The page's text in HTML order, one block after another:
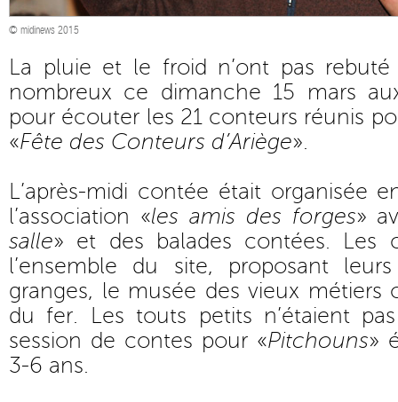
© midinews 2015
La pluie et le froid n’ont pas
nombreux ce dimanche 15 mars
pour écouter les 21 conteurs réunis
«Fête des Conteurs d’Ariège».
L’après-midi contée était organisée
l’association «les amis des forges»
salle» et des balades contées. Les
l’ensemble du site, proposant
granges, le musée des vieux
du fer. Les touts petits n’étaient
session de contes pour «Pitchouns»
3-6 ans.